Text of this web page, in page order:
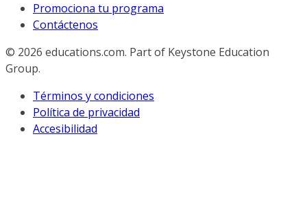
Promociona tu programa
Contáctenos
© 2026 educations.com. Part of Keystone Education
Group.
Términos y condiciones
Política de privacidad
Accesibilidad